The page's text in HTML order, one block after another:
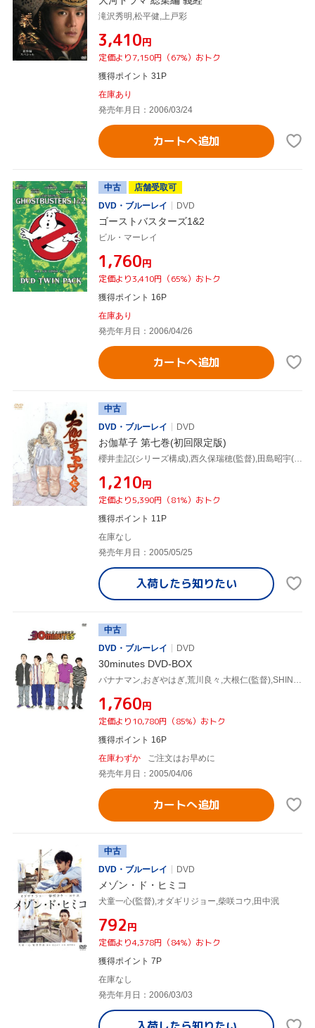
滝沢秀明,松平健,上戸彩
¥3,410円
定価より7,150円（67%）おトク
獲得ポイント 31P
在庫あり
発売年月日：2006/03/24
カートへ追加
中古
店舗受取可
DVD・ブルーレイ
DVD
ゴーストバスターズ1&2
ビル・マーレイ
¥1,760円
定価より3,410円（65%）おトク
獲得ポイント 16P
在庫あり
発売年月日：2006/04/26
カートへ追加
中古
DVD・ブルーレイ
DVD
お伽草子 第七巻(初回限定版)
櫻井圭記(シリーズ構成),西久保瑞穂(監督),田島昭宇(キャラクター原案),黄瀬和哉(キャラクターデザイン・総作画監督),ヒカル:水沢史絵,綱:三宅健太,貞光:杉山大,万歳楽:三木眞一郎
¥1,210円
定価より5,390円（81%）おトク
獲得ポイント 11P
在庫なし
発売年月日：2005/05/25
入荷したら知りたい
中古
DVD・ブルーレイ
DVD
30minutes DVD-BOX
¥1,760円
定価より10,780円（85%）おトク
獲得ポイント 16P
在庫わずか
ご注文はお早めに
発売年月日：2005/04/06
カートへ追加
中古
DVD・ブルーレイ
DVD
メゾン・ド・ヒミコ
犬童一心(監督),オダギリジョー,柴咲コウ,田中泯
¥792円
定価より4,378円（84%）おトク
獲得ポイント 7P
在庫なし
発売年月日：2006/03/03